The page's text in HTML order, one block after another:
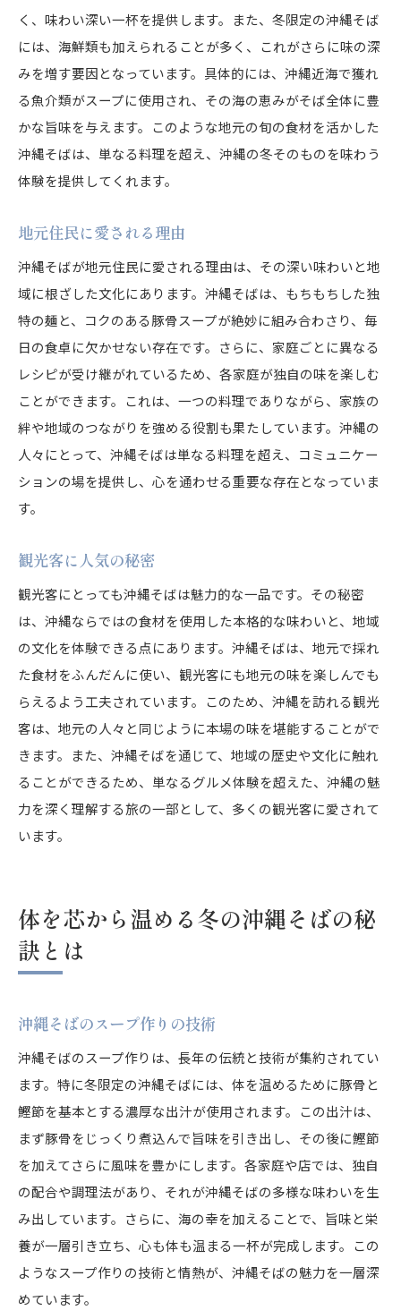
く、味わい深い一杯を提供します。また、冬限定の沖縄そば
には、海鮮類も加えられることが多く、これがさらに味の深
みを増す要因となっています。具体的には、沖縄近海で獲れ
る魚介類がスープに使用され、その海の恵みがそば全体に豊
かな旨味を与えます。このような地元の旬の食材を活かした
沖縄そばは、単なる料理を超え、沖縄の冬そのものを味わう
体験を提供してくれます。
地元住民に愛される理由
沖縄そばが地元住民に愛される理由は、その深い味わいと地
域に根ざした文化にあります。沖縄そばは、もちもちした独
特の麺と、コクのある豚骨スープが絶妙に組み合わさり、毎
日の食卓に欠かせない存在です。さらに、家庭ごとに異なる
レシピが受け継がれているため、各家庭が独自の味を楽しむ
ことができます。これは、一つの料理でありながら、家族の
絆や地域のつながりを強める役割も果たしています。沖縄の
人々にとって、沖縄そばは単なる料理を超え、コミュニケー
ションの場を提供し、心を通わせる重要な存在となっていま
す。
観光客に人気の秘密
観光客にとっても沖縄そばは魅力的な一品です。その秘密
は、沖縄ならではの食材を使用した本格的な味わいと、地域
の文化を体験できる点にあります。沖縄そばは、地元で採れ
た食材をふんだんに使い、観光客にも地元の味を楽しんでも
らえるよう工夫されています。このため、沖縄を訪れる観光
客は、地元の人々と同じように本場の味を堪能することがで
きます。また、沖縄そばを通じて、地域の歴史や文化に触れ
ることができるため、単なるグルメ体験を超えた、沖縄の魅
力を深く理解する旅の一部として、多くの観光客に愛されて
います。
体を芯から温める冬の沖縄そばの秘
訣とは
沖縄そばのスープ作りの技術
沖縄そばのスープ作りは、長年の伝統と技術が集約されてい
ます。特に冬限定の沖縄そばには、体を温めるために豚骨と
鰹節を基本とする濃厚な出汁が使用されます。この出汁は、
まず豚骨をじっくり煮込んで旨味を引き出し、その後に鰹節
を加えてさらに風味を豊かにします。各家庭や店では、独自
の配合や調理法があり、それが沖縄そばの多様な味わいを生
み出しています。さらに、海の幸を加えることで、旨味と栄
養が一層引き立ち、心も体も温まる一杯が完成します。この
ようなスープ作りの技術と情熱が、沖縄そばの魅力を一層深
めています。